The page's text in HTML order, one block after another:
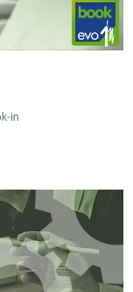
in
die Analytische